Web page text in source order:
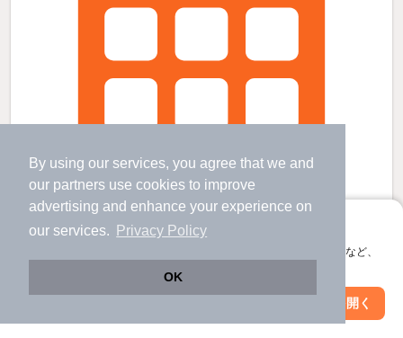
By using our services, you agree that we and
our partners use cookies to improve
advertising and enhance your experience on
our services.
Privacy Policy
OK
アプリに切り替えて、サクサクお部屋探し
会員登録なしですぐ使える。マップ検索やお気に入り保存など、
アプリを開く
アクセス大森西の賃貸物件
絞り込み条件を変更